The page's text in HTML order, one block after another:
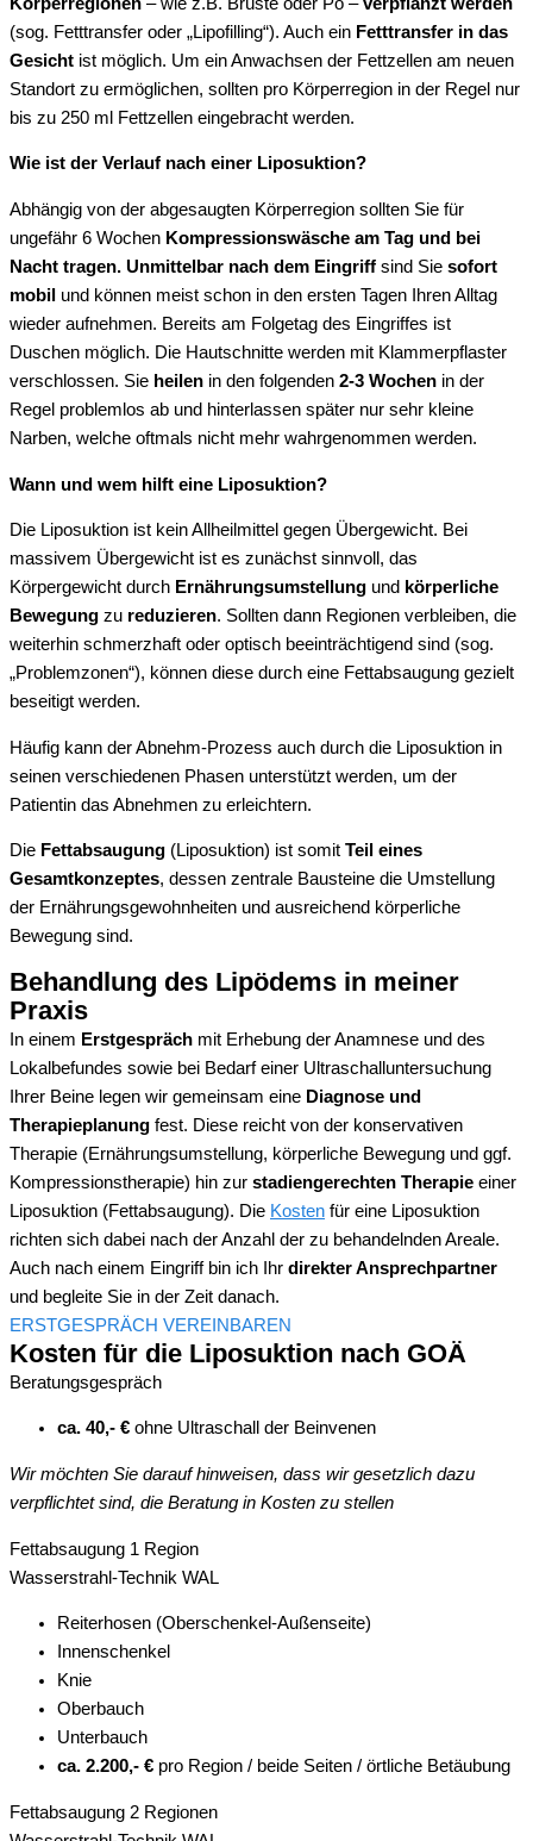
(sog. Fetttransfer oder „Lipofilling“). Auch ein Fetttransfer in das
Gesicht ist möglich. Um ein Anwachsen der Fettzellen am neuen
Standort zu ermöglichen, sollten pro Körperregion in der Regel nur
bis zu 250 ml Fettzellen eingebracht werden.
Wie ist der Verlauf nach einer Liposuktion?
Abhängig von der abgesaugten Körperregion sollten Sie für
ungefähr 6 Wochen Kompressionswäsche am Tag und bei
Nacht tragen. Unmittelbar nach dem Eingriff sind Sie sofort
mobil und können meist schon in den ersten Tagen Ihren Alltag
wieder aufnehmen. Bereits am Folgetag des Eingriffes ist
Duschen möglich. Die Hautschnitte werden mit Klammerpflaster
verschlossen. Sie heilen in den folgenden 2-3 Wochen in der
Regel problemlos ab und hinterlassen später nur sehr kleine
Narben, welche oftmals nicht mehr wahrgenommen werden.
Wann und wem hilft eine Liposuktion?
Die Liposuktion ist kein Allheilmittel gegen Übergewicht. Bei
massivem Übergewicht ist es zunächst sinnvoll, das
Körpergewicht durch Ernährungsumstellung und körperliche
Bewegung zu reduzieren. Sollten dann Regionen verbleiben, die
weiterhin schmerzhaft oder optisch beeinträchtigend sind (sog.
„Problemzonen“), können diese durch eine Fettabsaugung gezielt
beseitigt werden.
Häufig kann der Abnehm-Prozess auch durch die Liposuktion in
seinen verschiedenen Phasen unterstützt werden, um der
Patientin das Abnehmen zu erleichtern.
Die Fettabsaugung (Liposuktion) ist somit Teil eines
Gesamtkonzeptes, dessen zentrale Bausteine die Umstellung
der Ernährungsgewohnheiten und ausreichend körperliche
Bewegung sind.
Behandlung des Lipödems in meiner
Praxis
In einem Erstgespräch mit Erhebung der Anamnese und des
Lokalbefundes sowie bei Bedarf einer Ultraschalluntersuchung
Ihrer Beine legen wir gemeinsam eine Diagnose und
Therapieplanung fest. Diese reicht von der konservativen
Therapie (Ernährungsumstellung, körperliche Bewegung und ggf.
Kompressionstherapie) hin zur stadiengerechten Therapie einer
Liposuktion (Fettabsaugung). Die Kosten für eine Liposuktion
richten sich dabei nach der Anzahl der zu behandelnden Areale.
Auch nach einem Eingriff bin ich Ihr direkter Ansprechpartner
und begleite Sie in der Zeit danach.
ERSTGESPRÄCH VEREINBAREN
Kosten für die Liposuktion nach GOÄ
Beratungsgespräch
ca. 40,- € ohne Ultraschall der Beinvenen
Wir möchten Sie darauf hinweisen, dass wir gesetzlich dazu
verpflichtet sind, die Beratung in Kosten zu stellen
Fettabsaugung 1 Region
Wasserstrahl-Technik WAL
Reiterhosen (Oberschenkel-Außenseite)
Innenschenkel
Knie
Oberbauch
Unterbauch
ca. 2.200,- € pro Region / beide Seiten / örtliche Betäubung
Fettabsaugung 2 Regionen